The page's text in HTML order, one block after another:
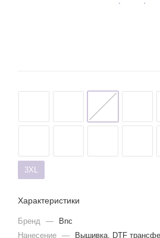
3XL
Характеристики
Бренд —
Bnc
Нанесение —
Вышивка, DTF